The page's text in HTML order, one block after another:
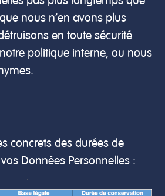
nous n’en avons plus
en toute sécurité
politique interne, ou nous
concrets des durées de
Données Personnelles :